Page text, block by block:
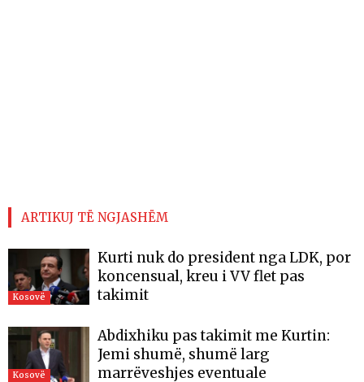
ARTIKUJ TË NGJASHËM
Kosovë
Kurti nuk do president nga LDK, por
koncensual, kreu i VV flet pas
takimit
Kosovë
Abdixhiku pas takimit me Kurtin:
Jemi shumë, shumë larg
marrëveshjes eventuale